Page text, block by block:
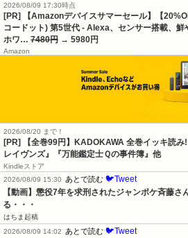
2026/08/09 17:30時点
[PR] 【Amazonデバイスサマーセール】【
コードット) 第5世代 - Alexa、センサー搭載、
ホワ… 7480円 → 5980円
Amazon
2026/08/20 まで！
[PR]
【全巻99円】KADOKAWA 全巻イッキ読
レイヴンズ』『万能鑑定士Ｑの事件簿』他
Kindleストア
2026/08/09 15:30
あとで読む 🐦Tweet
【動画】懲役7年を求刑されたジャンポケ斉藤
る・・・
はちま起稿
2026/08/09 14:02
あとで読む 🐦Tweet